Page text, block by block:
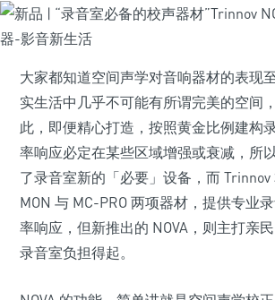
大家都知道空间声学对音响器材的表现
实生活中几乎不可能有所谓完美的空间
此，即便精心打造，按照黄金比例建构
率响应必定在某些区域增强或衰减，所
了录音室新的「必要」设备，而
MON 与 MC-PRO 两项器材，提供专业
率响应，但新推出的 NOVA，则主打亲
录音室负担得起。